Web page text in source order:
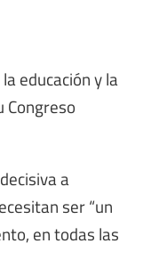
educación y la
Congreso
a
ser “un
en todas las